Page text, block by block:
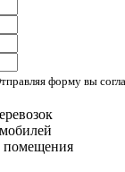
форму вы
помещения